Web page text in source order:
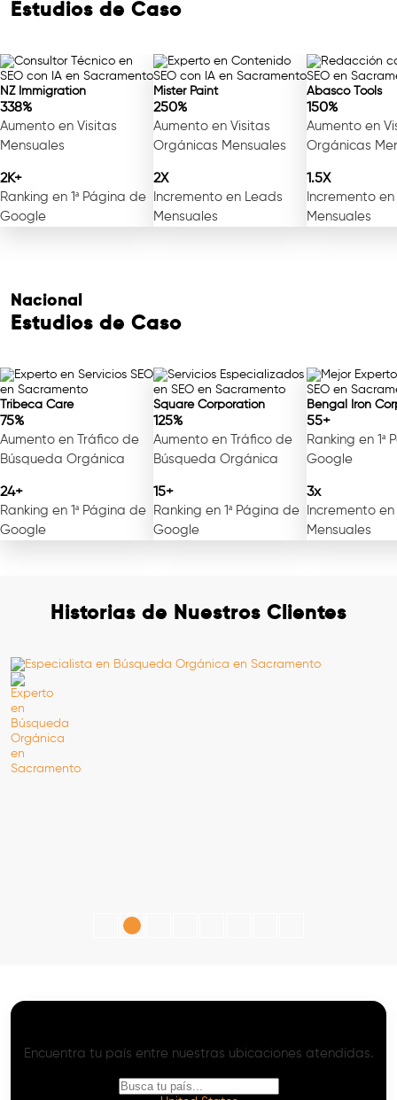
Estudios de Caso
NZ Immigration
338%
Aumento en Visitas
Mensuales
2K+
Ranking en 1ª Página de
Google
Mister Paint
250%
Aumento en Visitas
Orgánicas Mensuales
2X
Incremento en Leads
Mensuales
Abasco Tools
150%
Aumento en
Orgánicas
1.5X
Incremento
Mensuales
Nacional
Estudios de Caso
Tribeca Care
75%
Aumento en Tráfico de
Búsqueda Orgánica
24+
Ranking en 1ª Página de
Google
Square Corporation
125%
Aumento en Tráfico de
Búsqueda Orgánica
15+
Ranking en 1ª Página de
Google
Bengal Iron
55+
Ranking en 1ª
Google
3x
Incremento
Mensuales
Historias de Nuestros Clientes
Encuentra tu país entre nuestras ubicaciones atendidas.